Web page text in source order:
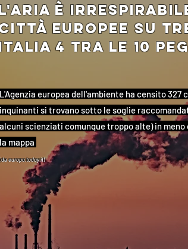
È
europee su
4 tra le 10
L'Agenzia europea dell'ambiente ha censito 327
inquinanti si trovano sotto le soglie
alcuni scienziati comunque troppo alte) in meno
la mappa
(daeuropa.today.it)